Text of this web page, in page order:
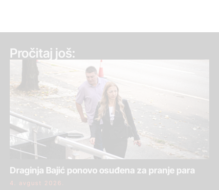
Pročitaj još:
Draginja Bajić ponovo osuđena za pranje para
4. avgust 2026.